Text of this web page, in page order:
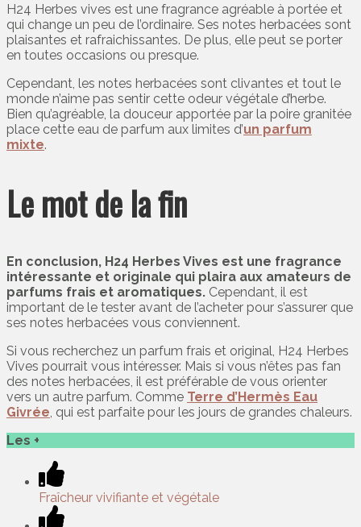
H24 Herbes vives est une fragrance agréable à portée et
qui change un peu de l’ordinaire. Ses notes herbacées sont
plaisantes et rafraichissantes. De plus, elle peut se porter
en toutes occasions ou presque.
Cependant, les notes herbacées sont clivantes et tout le
monde n’aime pas sentir cette odeur végétale d’herbe.
Bien qu’agréable, la douceur apportée par la poire granitée
place cette eau de parfum aux limites d’un parfum
mixte.
Le mot de la fin
En conclusion, H24 Herbes Vives est une fragrance
intéressante et originale qui plaira aux amateurs de
parfums frais et aromatiques. Cependant, il est
important de le tester avant de l’acheter pour s’assurer que
ses notes herbacées vous conviennent.
Si vous recherchez un parfum frais et original, H24 Herbes
Vives pourrait vous intéresser. Mais si vous n’êtes pas fan
des notes herbacées, il est préférable de vous orienter
vers un autre parfum. Comme Terre d’Hermès Eau
Givrée, qui est parfaite pour les jours de grandes chaleurs.
Les +
Fraîcheur vivifiante et végétale